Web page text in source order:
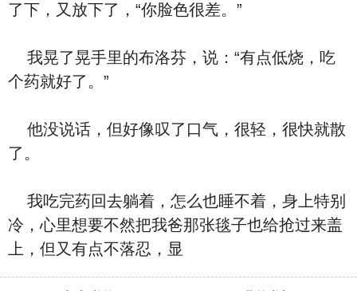
了下，又放下了，“你脸色很差。”
我晃了晃手里的布洛芬，说：“有点低烧，吃
个药就好了。”
他没说话，但好像叹了口气，很轻，很快就散
了。
我吃完药回去躺着，怎么也睡不着，身上特别
冷，心里想要不然把我爸那张毯子也给抢过来盖
上，但又有点不落忍，显